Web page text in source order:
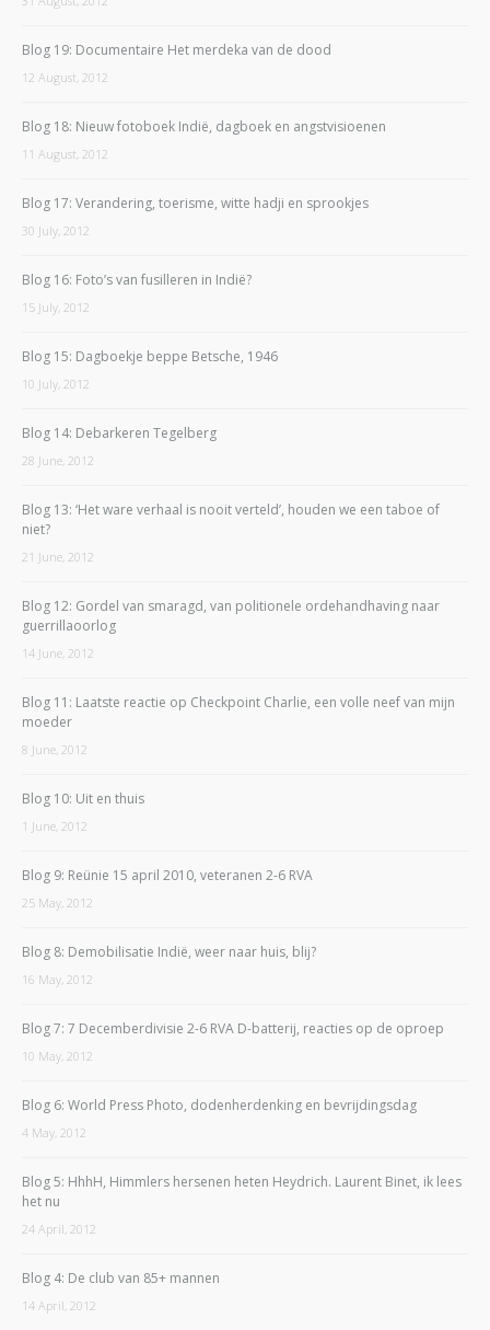
Blog 19: Documentaire Het merdeka van de dood
12 August, 2012
Blog 18: Nieuw fotoboek Indië, dagboek en angstvisioenen
11 August, 2012
Blog 17: Verandering, toerisme, witte hadji en sprookjes
30 July, 2012
Blog 16: Foto’s van fusilleren in Indië?
15 July, 2012
Blog 15: Dagboekje beppe Betsche, 1946
10 July, 2012
Blog 14: Debarkeren Tegelberg
28 June, 2012
Blog 13: ‘Het ware verhaal is nooit verteld’, houden we een taboe of
niet?
21 June, 2012
Blog 12: Gordel van smaragd, van politionele ordehandhaving naar
guerrillaoorlog
14 June, 2012
Blog 11: Laatste reactie op Checkpoint Charlie, een volle neef van mijn
moeder
8 June, 2012
Blog 10: Uit en thuis
1 June, 2012
Blog 9: Reünie 15 april 2010, veteranen 2-6 RVA
25 May, 2012
Blog 8: Demobilisatie Indië, weer naar huis, blij?
16 May, 2012
Blog 7: 7 Decemberdivisie 2-6 RVA D-batterij, reacties op de oproep
10 May, 2012
Blog 6: World Press Photo, dodenherdenking en bevrijdingsdag
4 May, 2012
Blog 5: HhhH, Himmlers hersenen heten Heydrich. Laurent Binet, ik lees
het nu
24 April, 2012
Blog 4: De club van 85+ mannen
14 April, 2012